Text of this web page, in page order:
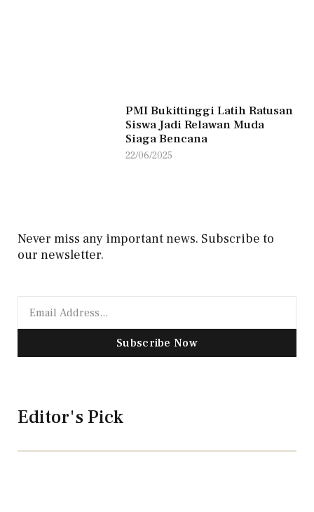
PMI Bukittinggi Latih Ratusan
Siswa Jadi Relawan Muda
Siaga Bencana
22/06/2025
Never miss any important news. Subscribe to
our newsletter.
Subscribe Now
Editor's Pick